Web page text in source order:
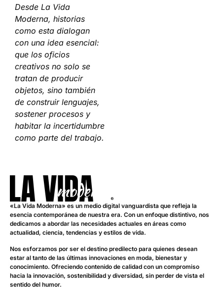
Desde La Vida
Moderna, historias
como esta dialogan
con una idea esencial:
que los oficios
creativos no solo se
tratan de producir
objetos, sino también
de construir lenguajes,
sostener procesos y
habitar la incertidumbre
como parte del trabajo.
«La Vida Moderna» es un medio digital vanguardista que refleja la
esencia contemporánea de nuestra era. Con un enfoque distintivo, nos
dedicamos a abordar las necesidades actuales en áreas como
actualidad, ciencia, tendencias y estilos de vida.
Nos esforzamos por ser el destino predilecto para quienes desean
estar al tanto de las últimas innovaciones en moda, bienestar y
conocimiento. Ofreciendo contenido de calidad con un compromiso
hacia la innovación, sostenibilidad y diversidad, sin perder de vista el
sentido del humor.